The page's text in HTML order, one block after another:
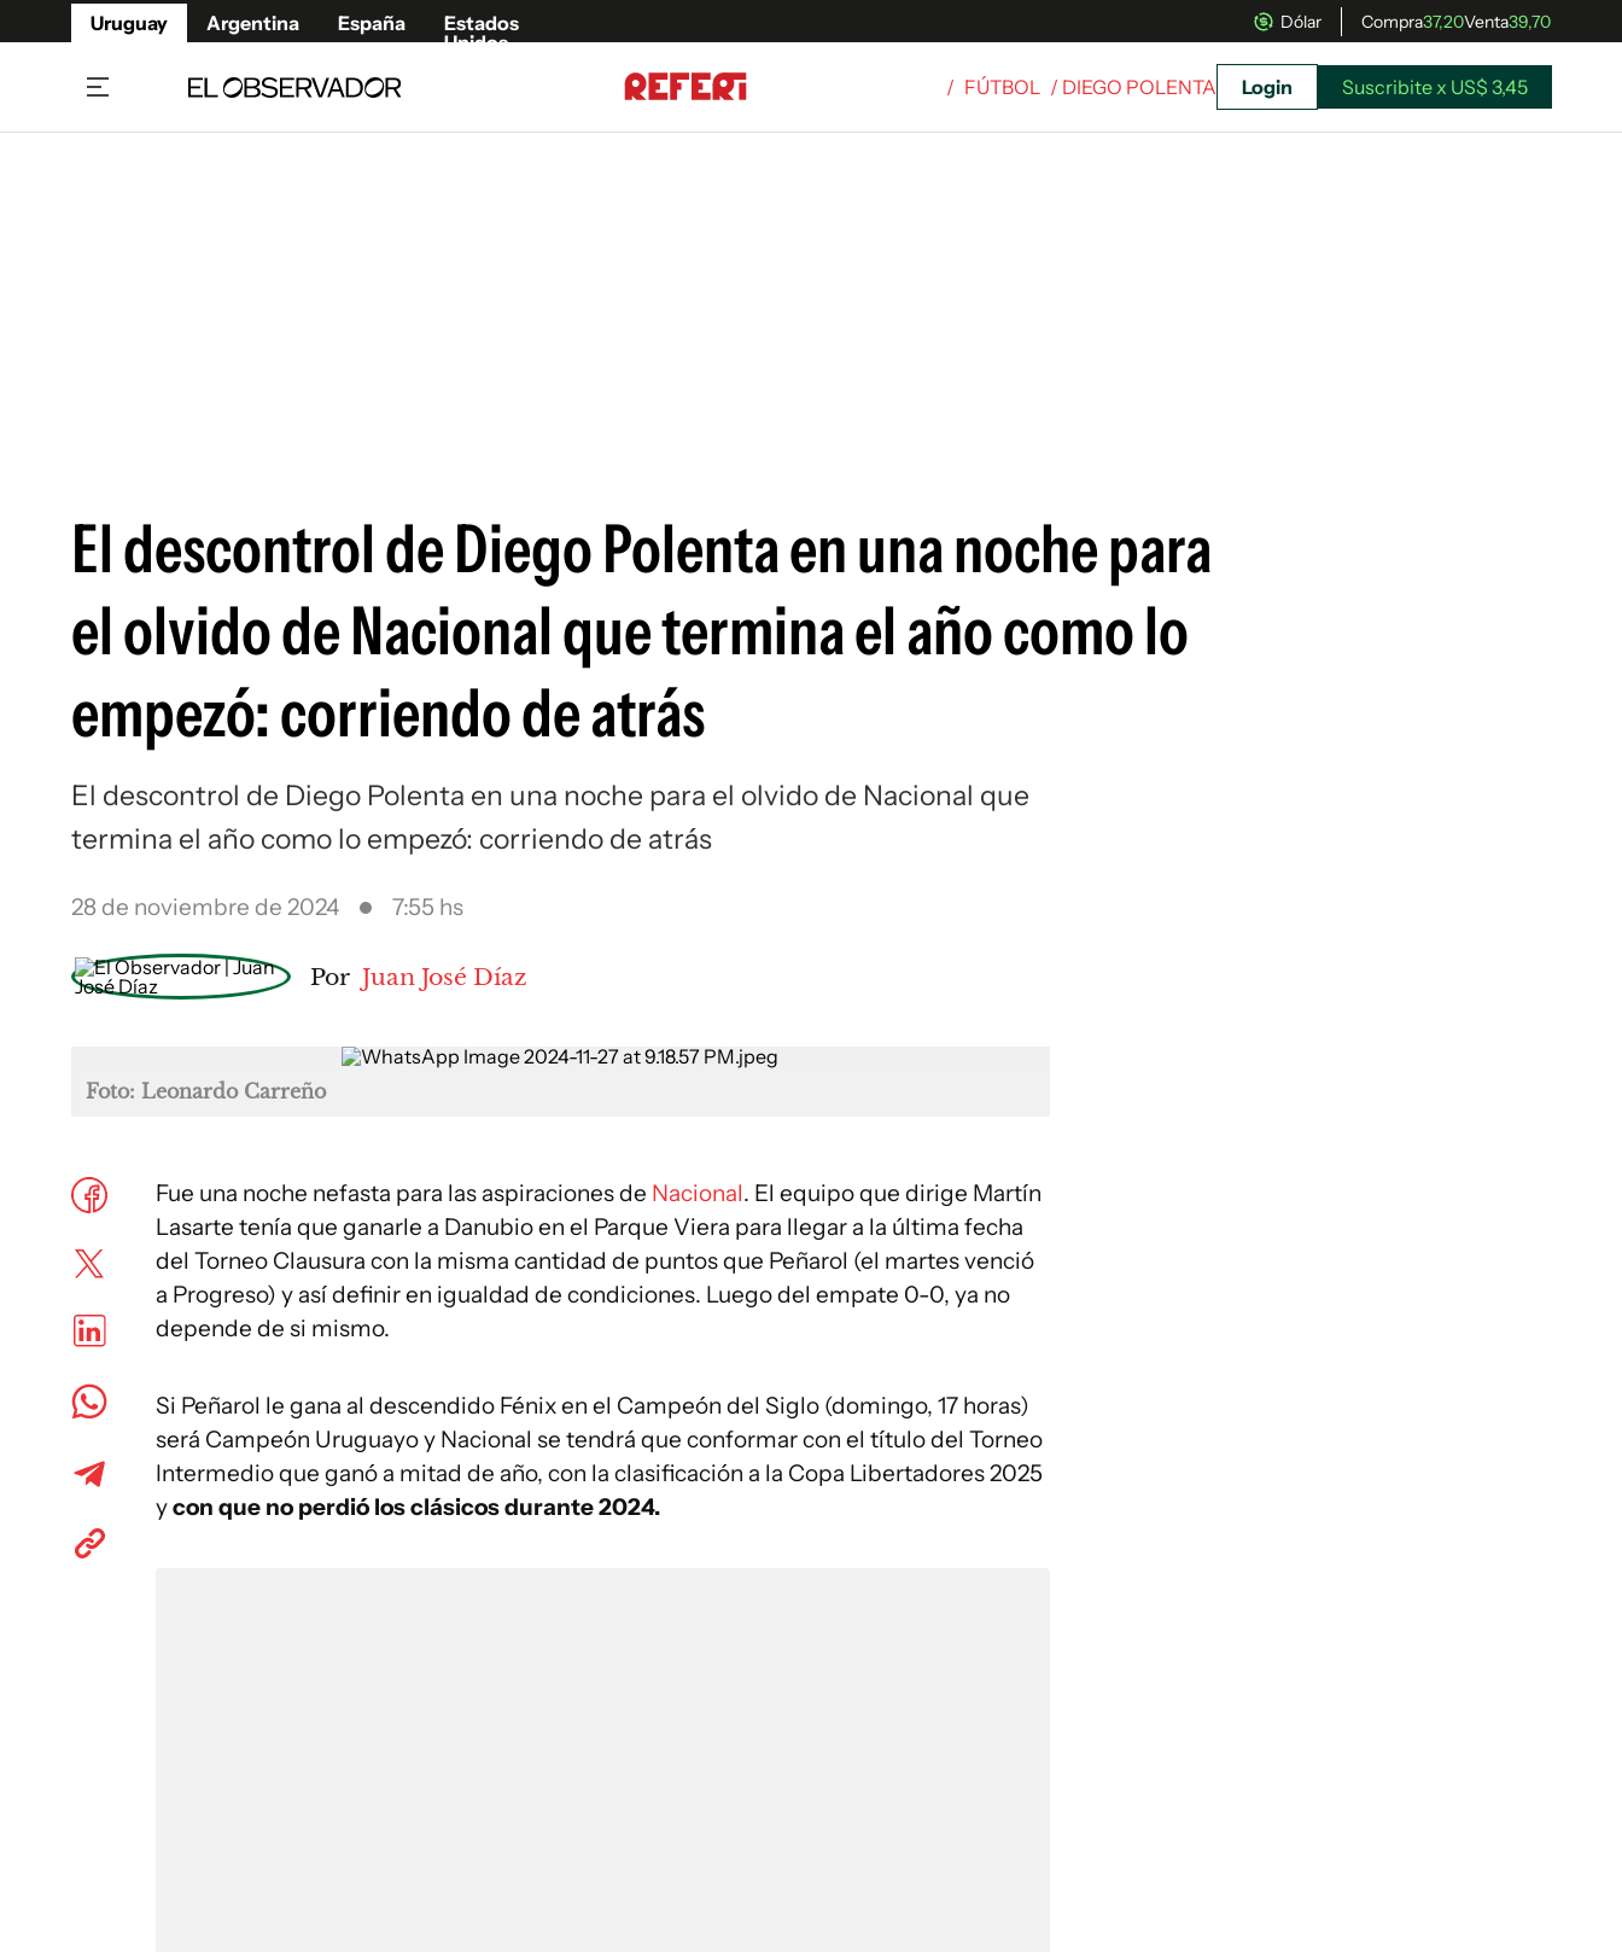
Uruguay Argentina España
Estados
Unidos
Dólar Compra37,20Venta39,70
Siguenos en:
/ FÚTBOL / DIEGO POLENTA Login Suscribite x US$ 3,45
El descontrol de Diego Polenta en una noche para
el olvido de Nacional que termina el año como lo
empezó: corriendo de atrás
El descontrol de Diego Polenta en una noche para el olvido de Nacional que
termina el año como lo empezó: corriendo de atrás
28 de noviembre de 2024 7:55 hs
Por Juan José Díaz
Foto: Leonardo Carreño
Fue una noche nefasta para las aspiraciones de Nacional. El equipo que dirige Martín
Lasarte tenía que ganarle a Danubio en el Parque Viera para llegar a la última fecha
del Torneo Clausura con la misma cantidad de puntos que Peñarol (el martes venció
a Progreso) y así definir en igualdad de condiciones. Luego del empate 0-0, ya no
depende de si mismo.
Si Peñarol le gana al descendido Fénix en el Campeón del Siglo (domingo, 17 horas)
será Campeón Uruguayo y Nacional se tendrá que conformar con el título del Torneo
Intermedio que ganó a mitad de año, con la clasificación a la Copa Libertadores 2025
ycon que no perdió los clásicos durante 2024.